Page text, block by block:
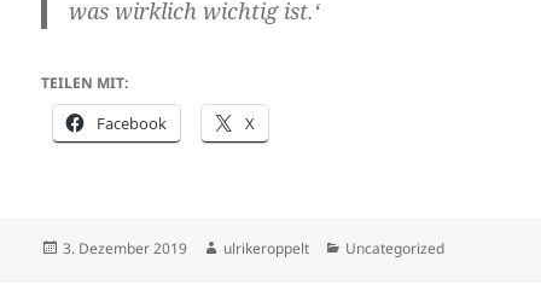
was wirklich wichtig ist.‘
TEILEN MIT:
Facebook X
Veröffentlicht
3. Dezember 2019 Autor
ulrikeroppelt Kategorien
Uncategorized